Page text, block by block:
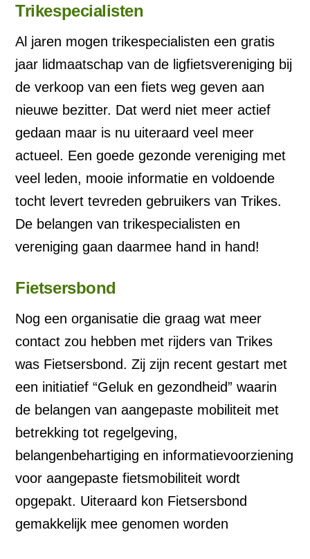
Trikespecialisten
Al jaren mogen trikespecialisten een gratis
jaar lidmaatschap van de ligfietsvereniging bij
de verkoop van een fiets weg geven aan
nieuwe bezitter. Dat werd niet meer actief
gedaan maar is nu uiteraard veel meer
actueel. Een goede gezonde vereniging met
veel leden, mooie informatie en voldoende
tocht levert tevreden gebruikers van Trikes.
De belangen van trikespecialisten en
vereniging gaan daarmee hand in hand!
Fietsersbond
Nog een organisatie die graag wat meer
contact zou hebben met rijders van Trikes
was Fietsersbond. Zij zijn recent gestart met
een initiatief “Geluk en gezondheid” waarin
de belangen van aangepaste mobiliteit met
betrekking tot regelgeving,
belangenbehartiging en informatievoorziening
voor aangepaste fietsmobiliteit wordt
opgepakt. Uiteraard kon Fietsersbond
gemakkelijk mee genomen worden